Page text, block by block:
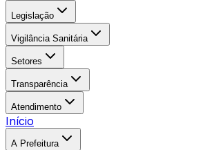
Legislação
Vigilância Sanitária
Setores
Transparência
Atendimento
Início
A Prefeitura